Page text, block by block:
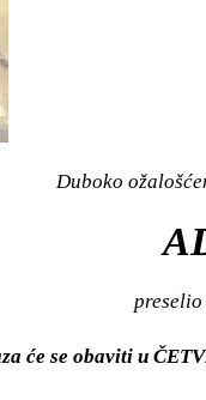
Duboko
će se obaviti u